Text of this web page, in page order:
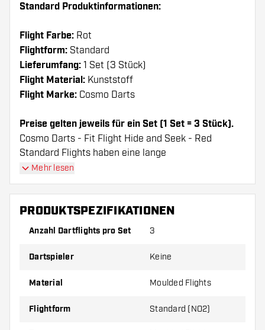
Standard Produktinformationen:
Flight Farbe: Rot
Flightform: Standard
Lieferumfang: 1 Set (3 Stück)
Flight Material: Kunststoff
Flight Marke: Cosmo Darts
Preise gelten jeweils für ein Set (1 Set = 3 Stück).
Cosmo Darts - Fit Flight Hide and Seek - Red
Standard Flights haben eine lange
Lebenserwartung. Diese Flights können nur mit
Cosmo Fit Shafts verwendet werden.
Dartshopper Tipp!
Shafts. Diese können sich durch Gebrauch
Probieren Sie eine andere Form, ein anderes
Mehr lesen
PRODUKTSPEZIFIKATIONEN
Anzahl Dartflights pro Set 3
Dartspieler Keine
Material Moulded Flights
Flightform Standard (NO2)